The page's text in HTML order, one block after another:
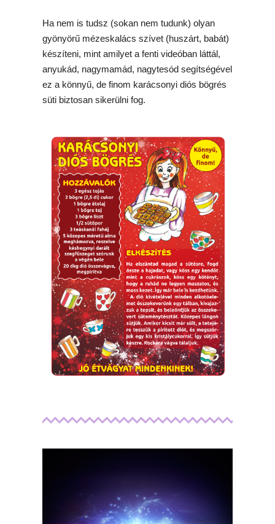
Ha nem is tudsz (sokan nem tudunk) olyan
gyönyörű mézeskalács szívet (huszárt, babát)
készíteni, mint amilyet a fenti videóban láttál,
anyukád, nagymamád, nagytesód segítségével
ez a könnyű, de finom karácsonyi diós bögrés
süti biztosan sikerülni fog.